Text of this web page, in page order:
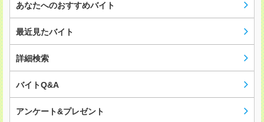
あなたへのおすすめバイト
最近見たバイト
詳細検索
バイトQ&A
アンケート&プレゼント